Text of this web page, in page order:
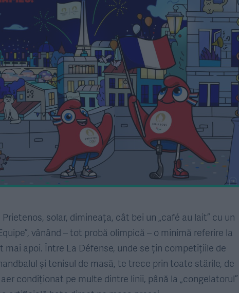
solar, dimineața, cât bei un „café au lait” cu un
vânând – tot probă olimpică – o minimă referire la
mai apoi. Între La Défense, unde se țin competițiile de
și tenisul de masă, te trece prin toate stările, de
condiționat pe multe dintre linii, până la „congelatorul”